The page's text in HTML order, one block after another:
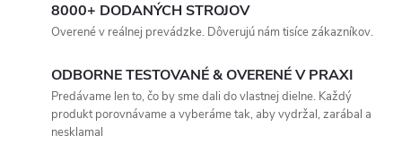
8000+ DODANÝCH STROJOV
Overené v reálnej prevádzke. Dôverujú nám tisíce zákazníkov.
ODBORNE TESTOVANÉ & OVERENÉ V PRAXI
Predávame len to, čo by sme dali do vlastnej dielne. Každý
produkt porovnávame a vyberáme tak, aby vydržal, zarábal a
nesklamal